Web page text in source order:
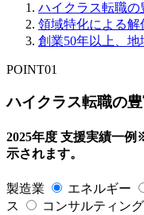
ハイクラス転職の
領域特化による解
創業50年以上、 地
POINT01
ハイクラス転職の
2025年度 支援実績一例
示されます。
製造業 エネルギー
ス
コンサルティング